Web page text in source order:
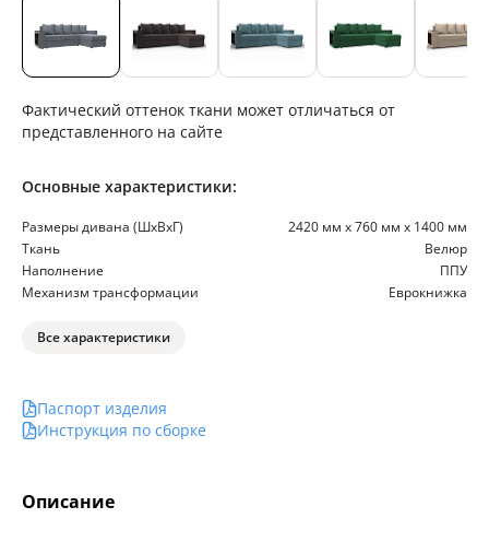
Описание
Фактический оттенок ткани может отличаться от
представленного на сайте
Основные характеристики:
Размеры дивана (ШхВхГ)
2420 мм х 760 мм х 1400 мм
Ткань
Велюр
Наполнение
ППУ
Механизм трансформации
Еврокнижка
Все характеристики
Паспорт изделия
Инструкция по сборке